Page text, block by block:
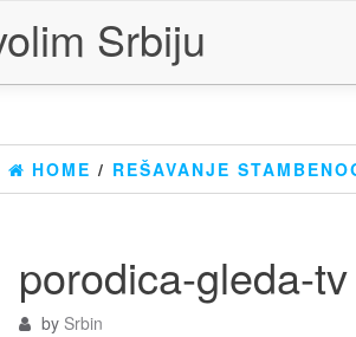
Srbiju
HOME / REŠAVANJE
porodica-gleda-tv
by Srbin